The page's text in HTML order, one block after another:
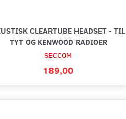
CLEARTUBE HEADSET - TIL
TYT OG KENWOOD RADIOER
SECCOM
189,00